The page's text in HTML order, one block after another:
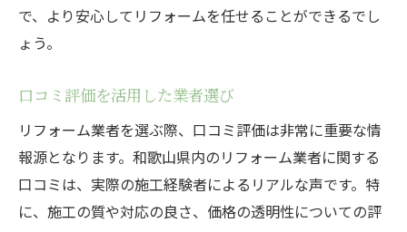
で、より安心してリフォームを任せることができるでし
ょう。
口コミ評価を活用した業者選び
リフォーム業者を選ぶ際、口コミ評価は非常に重要な情
報源となります。和歌山県内のリフォーム業者に関する
口コミは、実際の施工経験者によるリアルな声です。特
に、施工の質や対応の良さ、価格の透明性についての評